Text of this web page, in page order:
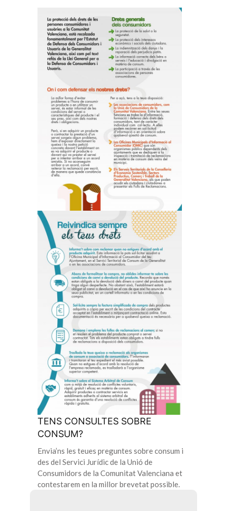
TENS CONSULTES SOBRE
CONSUM?
Envia’ns les teues preguntes sobre consum i
des del Servici Jurídic de la Unió de
Consumidors de la Comunitat Valenciana et
contestarem en la millor brevetat possible.